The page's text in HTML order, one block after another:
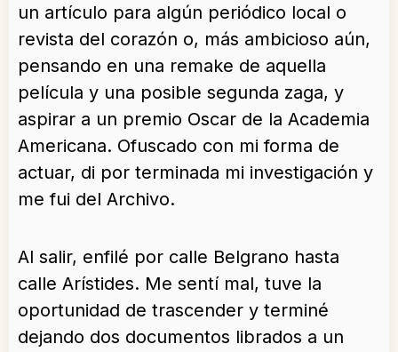
un artículo para algún periódico local o
revista del corazón o, más ambicioso aún,
pensando en una remake de aquella
película y una posible segunda zaga, y
aspirar a un premio Oscar de la Academia
Americana. Ofuscado con mi forma de
actuar, di por terminada mi investigación y
me fui del Archivo.
Al salir, enfilé por calle Belgrano hasta
calle Arístides. Me sentí mal, tuve la
oportunidad de trascender y terminé
dejando dos documentos librados a un